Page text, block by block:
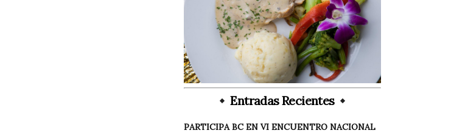
Entradas Recientes
PARTICIPA BC EN VI ENCUENTRO NACIONAL